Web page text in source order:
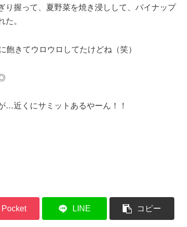
り握って、夏野菜を焼き浸しして、パイナップ
。
きてウロウロしてたけどね（笑）
…近くにサミットあるやーん！！
Pocket LINE コピー